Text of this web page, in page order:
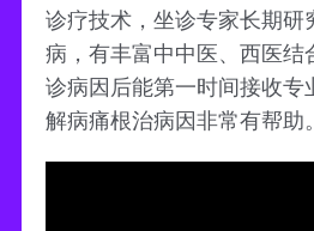
诊疗技术，坐诊专家长期研
病，有丰富中中医、西医结
诊病因后能第一时间接收专
解病痛根治病因非常有帮助。